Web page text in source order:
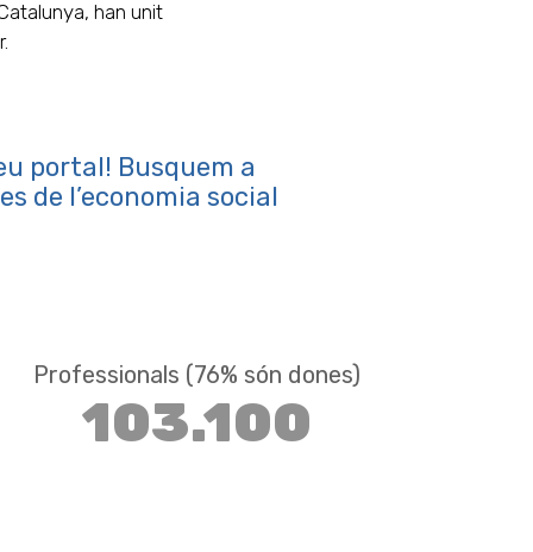
han unit
portal! Busquem a
de l’economia social
Professionals (76% són dones)
103.100